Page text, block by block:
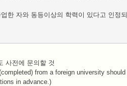
한 자와 동등이상의 학력이 있다고 인정되
사전에 문의할 것
from a foreign university should
in advance.)